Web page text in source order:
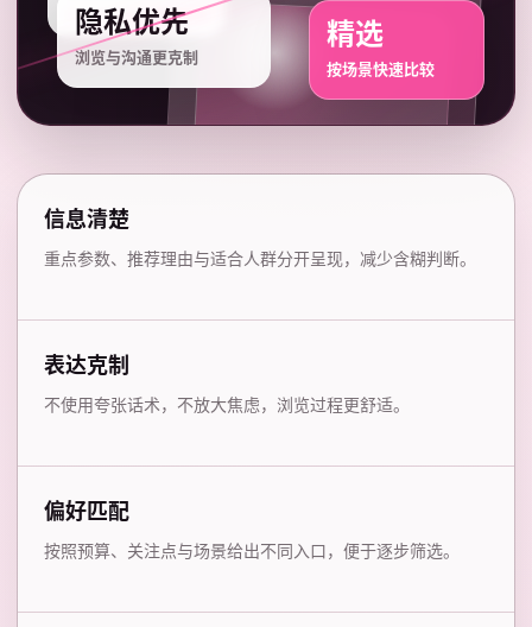
隐私优先
浏览与沟通更克制
精选
按场景快速比较
信息清楚
重点参数、推荐理由与适合人群分开呈现，减少含糊判断。
表达克制
不使用夸张话术，不放大焦虑，浏览过程更舒适。
偏好匹配
按照预算、关注点与场景给出不同入口，便于逐步筛选。